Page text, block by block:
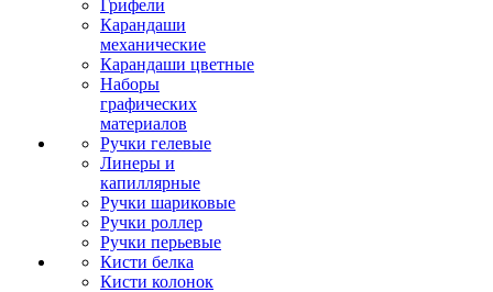
Грифели
Карандаши
механические
Карандаши цветные
Наборы
графических
материалов
Ручки гелевые
Линеры и
капиллярные
Ручки шариковые
Ручки роллер
Ручки перьевые
Кисти белка
Кисти колонок